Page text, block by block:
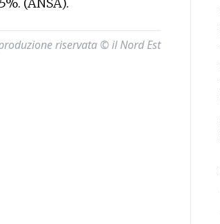
(ANSA).
riservata © il Nord Est